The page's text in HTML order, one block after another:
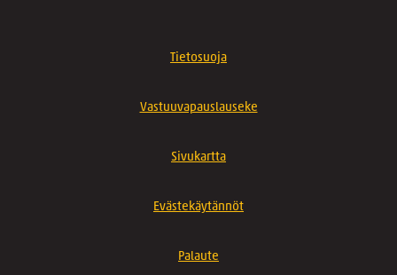
Tietosuoja
Vastuuvapauslauseke
Sivukartta
Evästekäytännöt
Palaute